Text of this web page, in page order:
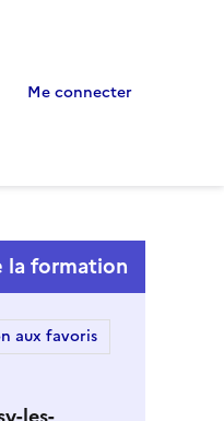
Me connecter
formation
aux favoris